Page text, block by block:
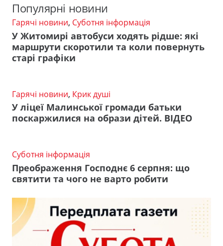
Популярні новини
Гарячі новини, Суботня інформація
У Житомирі автобуси ходять рідше: які
маршрути скоротили та коли повернуть
старі графіки
Гарячі новини, Крик душі
У ліцеї Малинської громади батьки
поскаржилися на образи дітей. ВІДЕО
Суботня інформація
Преображення Господнє 6 серпня: що
святити та чого не варто робити